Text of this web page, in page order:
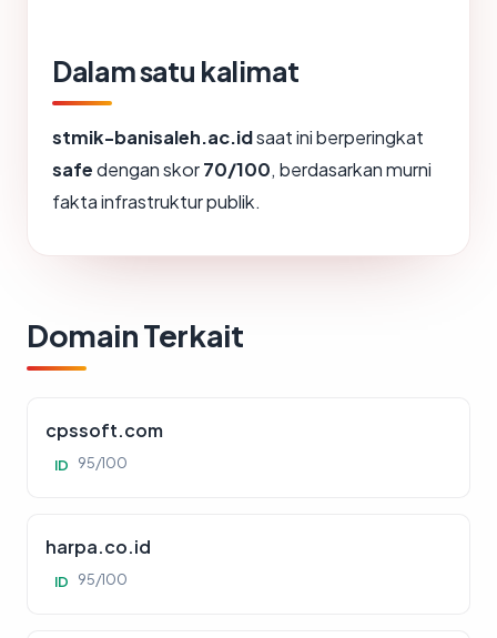
Dalam satu kalimat
stmik-banisaleh.ac.idsaat ini berperingkat
safedengan skor70/100, berdasarkan murni
fakta infrastruktur publik.
Domain Terkait
cpssoft.com
ID 95/100
harpa.co.id
ID 95/100